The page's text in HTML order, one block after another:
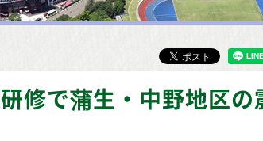
修で蒲生・中野地区の